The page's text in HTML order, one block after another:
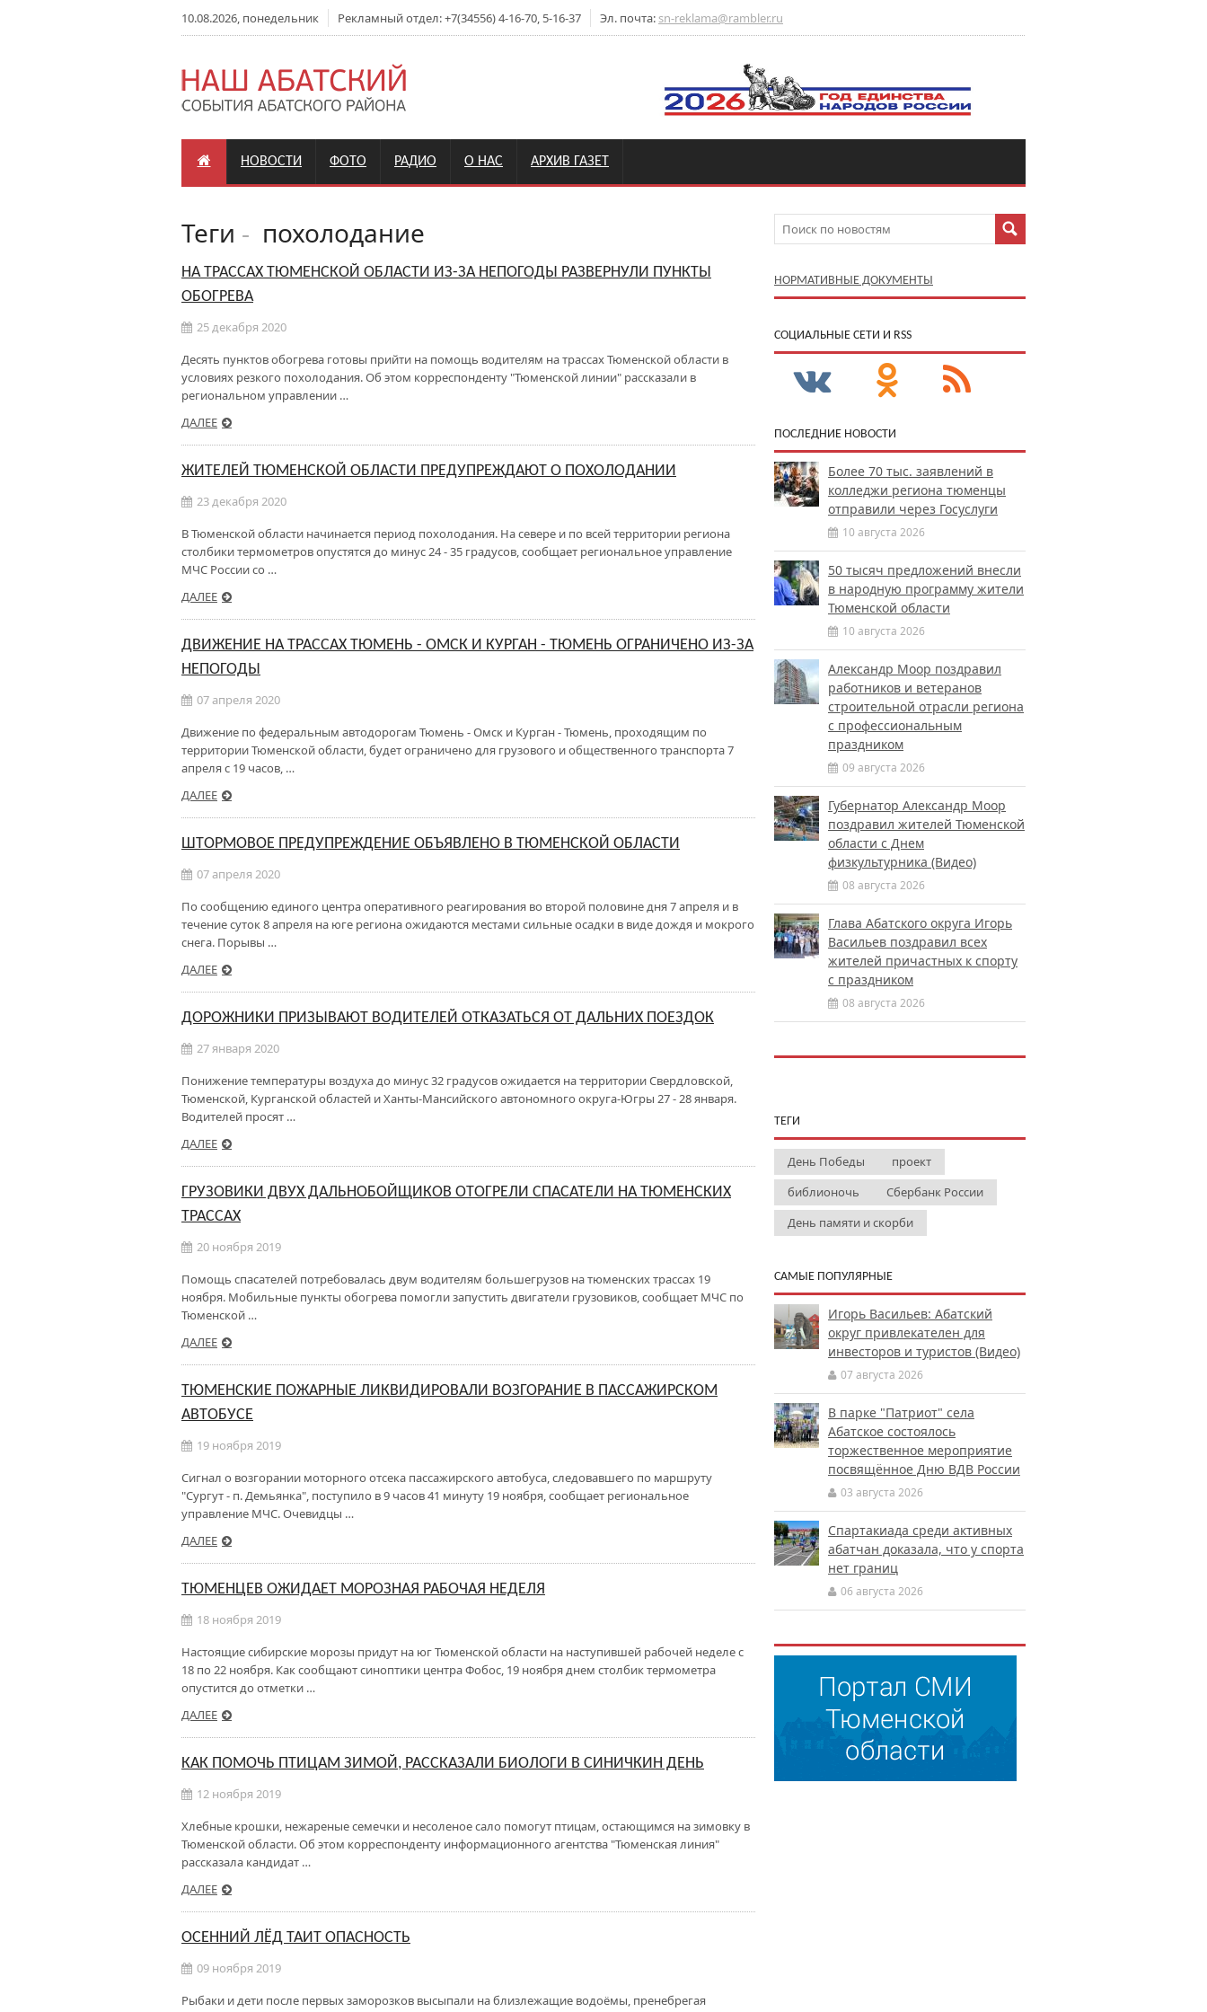
10.08.2026, понедельник Рекламный отдел: +7(34556) 4-16-70, 5-16-37 Эл. почта: sn-reklama@rambler.ru
НОВОСТИ ФОТО РАДИО О НАС АРХИВ ГАЗЕТ
Теги - похолодание
НА ТРАССАХ ТЮМЕНСКОЙ ОБЛАСТИ ИЗ-ЗА НЕПОГОДЫ РАЗВЕРНУЛИ ПУНКТЫ
ОБОГРЕВА
25 декабря 2020
Десять пунктов обогрева готовы прийти на помощь водителям на трассах Тюменской области в
условиях резкого похолодания. Об этом корреспонденту "Тюменской линии" рассказали в
региональном управлении …
ДАЛЕЕ
ЖИТЕЛЕЙ ТЮМЕНСКОЙ ОБЛАСТИ ПРЕДУПРЕЖДАЮТ О ПОХОЛОДАНИИ
23 декабря 2020
В Тюменской области начинается период похолодания. На севере и по всей территории региона
столбики термометров опустятся до минус 24 - 35 градусов, сообщает региональное управление
МЧС России со …
ДАЛЕЕ
ДВИЖЕНИЕ НА ТРАССАХ ТЮМЕНЬ - ОМСК И КУРГАН - ТЮМЕНЬ ОГРАНИЧЕНО ИЗ-ЗА
НЕПОГОДЫ
07 апреля 2020
Движение по федеральным автодорогам Тюмень - Омск и Курган - Тюмень, проходящим по
территории Тюменской области, будет ограничено для грузового и общественного транспорта 7
апреля с 19 часов, …
ДАЛЕЕ
ШТОРМОВОЕ ПРЕДУПРЕЖДЕНИЕ ОБЪЯВЛЕНО В ТЮМЕНСКОЙ ОБЛАСТИ
07 апреля 2020
По сообщению единого центра оперативного реагирования во второй половине дня 7 апреля и в
течение суток 8 апреля на юге региона ожидаются местами сильные осадки в виде дождя и мокрого
снега. Порывы …
ДАЛЕЕ
ДОРОЖНИКИ ПРИЗЫВАЮТ ВОДИТЕЛЕЙ ОТКАЗАТЬСЯ ОТ ДАЛЬНИХ ПОЕЗДОК
27 января 2020
Понижение температуры воздуха до минус 32 градусов ожидается на территории Свердловской,
Тюменской, Курганской областей и Ханты-Мансийского автономного округа-Югры 27 - 28 января.
Водителей просят …
ДАЛЕЕ
ГРУЗОВИКИ ДВУХ ДАЛЬНОБОЙЩИКОВ ОТОГРЕЛИ СПАСАТЕЛИ НА ТЮМЕНСКИХ
ТРАССАХ
20 ноября 2019
Помощь спасателей потребовалась двум водителям большегрузов на тюменских трассах 19
ноября. Мобильные пункты обогрева помогли запустить двигатели грузовиков, сообщает МЧС по
Тюменской …
ДАЛЕЕ
ТЮМЕНСКИЕ ПОЖАРНЫЕ ЛИКВИДИРОВАЛИ ВОЗГОРАНИЕ В ПАССАЖИРСКОМ
АВТОБУСЕ
19 ноября 2019
Сигнал о возгорании моторного отсека пассажирского автобуса, следовавшего по маршруту
"Сургут - п. Демьянка", поступило в 9 часов 41 минуту 19 ноября, сообщает региональное
управление МЧС. Очевидцы …
ДАЛЕЕ
ТЮМЕНЦЕВ ОЖИДАЕТ МОРОЗНАЯ РАБОЧАЯ НЕДЕЛЯ
18 ноября 2019
Настоящие сибирские морозы придут на юг Тюменской области на наступившей рабочей неделе с
18 по 22 ноября. Как сообщают синоптики центра Фобос, 19 ноября днем столбик термометра
опустится до отметки …
ДАЛЕЕ
КАК ПОМОЧЬ ПТИЦАМ ЗИМОЙ, РАССКАЗАЛИ БИОЛОГИ В СИНИЧКИН ДЕНЬ
12 ноября 2019
Хлебные крошки, нежареные семечки и несоленое сало помогут птицам, остающимся на зимовку в
Тюменской области. Об этом корреспонденту информационного агентства "Тюменская линия"
рассказала кандидат …
ДАЛЕЕ
ОСЕННИЙ ЛЁД ТАИТ ОПАСНОСТЬ
09 ноября 2019
Рыбаки и дети после первых заморозков высыпали на близлежащие водоёмы, пренебрегая
НОРМАТИВНЫЕ ДОКУМЕНТЫ
CОЦИАЛЬНЫЕ СЕТИ И RSS
ПОСЛЕДНИЕ НОВОСТИ
Более 70 тыс. заявлений в
колледжи региона тюменцы
отправили через Госуслуги
10 августа 2026
50 тысяч предложений внесли
в народную программу жители
Тюменской области
10 августа 2026
Александр Моор поздравил
работников и ветеранов
строительной отрасли региона
с профессиональным
праздником
09 августа 2026
Губернатор Александр Моор
поздравил жителей Тюменской
области с Днем
физкультурника (Видео)
08 августа 2026
Глава Абатского округа Игорь
Васильев поздравил всех
жителей причастных к спорту
с праздником
08 августа 2026
ТЕГИ
День Победы
проект
библионочь
Сбербанк России
День памяти и скорби
САМЫЕ ПОПУЛЯРНЫЕ
Игорь Васильев: Абатский
округ привлекателен для
инвесторов и туристов (Видео)
07 августа 2026
В парке "Патриот" села
Абатское состоялось
торжественное мероприятие
посвящённое Дню ВДВ России
03 августа 2026
Спартакиада среди активных
абатчан доказала, что у спорта
нет границ
06 августа 2026